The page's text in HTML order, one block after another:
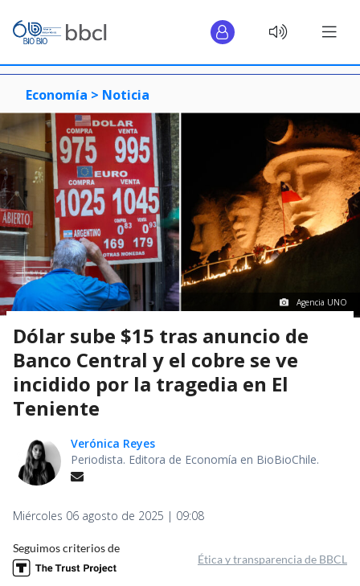
Economía > Noticia
Agencia UNO
Dólar sube $15 tras anuncio de
Banco Central y el cobre se ve
incidido por la tragedia en El
Teniente
Verónica Reyes
Periodista. Editora de Economía en BioBioChile.
Miércoles 06 agosto de 2025 | 09:08
Seguimos criterios de
Ética y transparencia de BBCL